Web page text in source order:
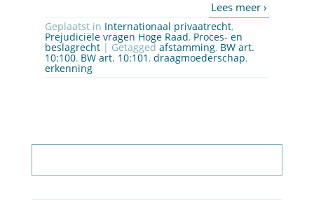
Geplaatst in Internationaal privaatrecht,
Prejudiciële vragen Hoge Raad, Proces- en
beslagrecht | Getagged afstamming, BW art.
10:100, BW art. 10:101 , draagmoederschap,
erkenning